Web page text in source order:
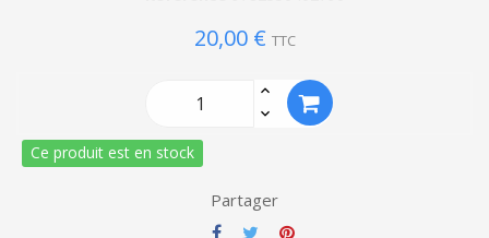
20,00 € TTC
Ce produit est en stock
Partager